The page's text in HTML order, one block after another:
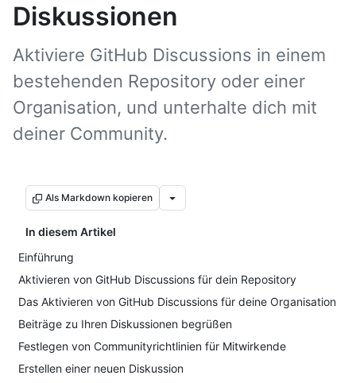
Diskussionen
Aktiviere GitHub Discussions in einem
bestehenden Repository oder einer
Organisation, und unterhalte dich mit
deiner Community.
Als Markdown kopieren
In diesem Artikel
Einführung
Aktivieren von GitHub Discussions für dein Repository
Das Aktivieren von GitHub Discussions für deine Organisation
Beiträge zu Ihren Diskussionen begrüßen
Festlegen von Communityrichtlinien für Mitwirkende
Erstellen einer neuen Diskussion